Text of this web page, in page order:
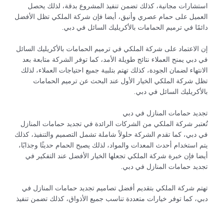
استشارات مجانية، كذلك تضمن تنفيذ المشروع بدقة، لذلك يحصل
العميل على حمام عصري وأنيق، أيضا فإن شركة الملكي تظل الأفضل
دائمًا في ترميم الحمامات بالأكريليك السائل في دبي.
إن الاعتماد على شركة الملكي في ترميم الحمامات بالأكريليك السائل
في دبي يمنح العملاء نتائج طويلة الأمد، كما توفر الشركة متابعة بعد
الانتهاء لضمان الجودة، كذلك تهتم بتلبية جميع احتياجات العملاء، لذلك
تظل شركة الملكي الخيار الأول عند البحث عن ترميم الحمامات
بالأكريليك السائل في دبي.
تجديد حمامات المنازل في دبي
تُعتبر شركة الملكي من الشركات الرائدة في تجديد حمامات المنازل
في دبي، كما تقدم الشركة حلولاً شاملة تشمل التصميم والتنفيذ، كذلك
يتم استخدام أحدث المعدات والمواد، لذلك يصبح الحمام حديثًا وجذابًا،
أيضا فإن خبرة شركة الملكي تجعلها الخيار الأفضل عند التفكير في
تجديد حمامات المنازل في دبي.
تهتم شركة الملكي بتقديم أفضل تصاميم تجديد حمامات المنازل في
دبي، كما توفر خيارات متعددة تناسب جميع الأذواق، كذلك تضمن تنفيذ